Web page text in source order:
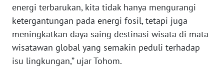
energi terbarukan, kita tidak hanya mengurangi
ketergantungan pada energi fosil, tetapi juga
meningkatkan daya saing destinasi wisata di mata
wisatawan global yang semakin peduli terhadap
isu lingkungan,” ujar Tohom.
WN
SULTRA
WN
NTB